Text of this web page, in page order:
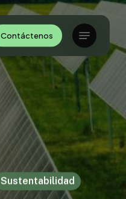
Contáctenos
Menu
Sustentabilidad
Close
Menu